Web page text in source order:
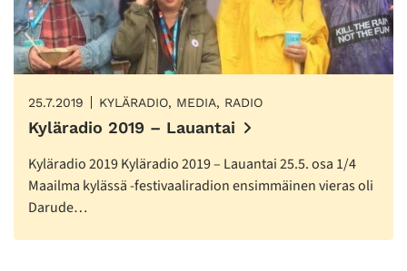
25.7.2019 KYLÄRADIO, MEDIA, RADIO
Kyläradio 2019 – Lauantai
Kyläradio 2019 Kyläradio 2019 – Lauantai 25.5. osa 1/4
Maailma kylässä -festivaaliradion ensimmäinen vieras oli
Darude…